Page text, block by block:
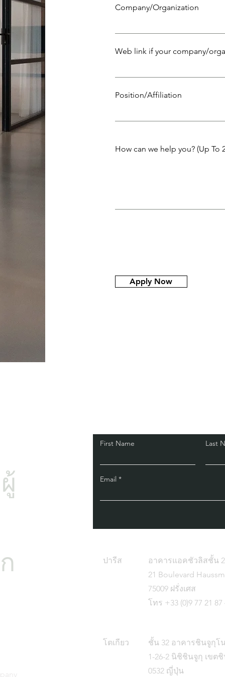
Company/Organization
Web link if your company/
Position/Affiliation
How can we help you? (Up To
Apply Now
First Name Last
Email
ปารีส
อาคารแอคชัวลิสชั้น 2
21 Boulevard
75009 ฝรั่งเศส
โทร +33 (0)9 77 21 87
โตเกียว
ชั้น 32 อาคารชินจูกุโ
1-26-2 นิชิชินจูกุ เขตชิ
0532 ญี่ปุ่น